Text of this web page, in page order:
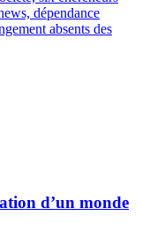
dépendance
absents des
d’un monde